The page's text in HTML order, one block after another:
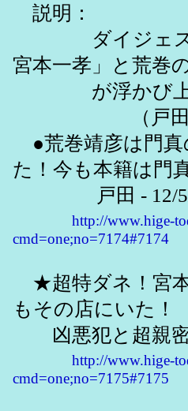
説明：
ダイジェスト
宮本一孝」と荒巻
が浮かび上が
（戸田ＨＰ「
●荒巻靖彦は門真
た！今も本籍は門
戸田 - 12/5/
http://www.hige-
cmd=one;no=7174#7174
★超特ダネ！宮本
もその店にいた！
凶悪犯と超親密
http://www.hige-
cmd=one;no=7175#7175